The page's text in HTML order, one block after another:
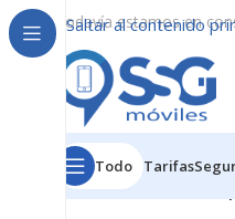
Saltar al contenido
Todavía estamos en
Todo Tarifas
Inicio/Productos